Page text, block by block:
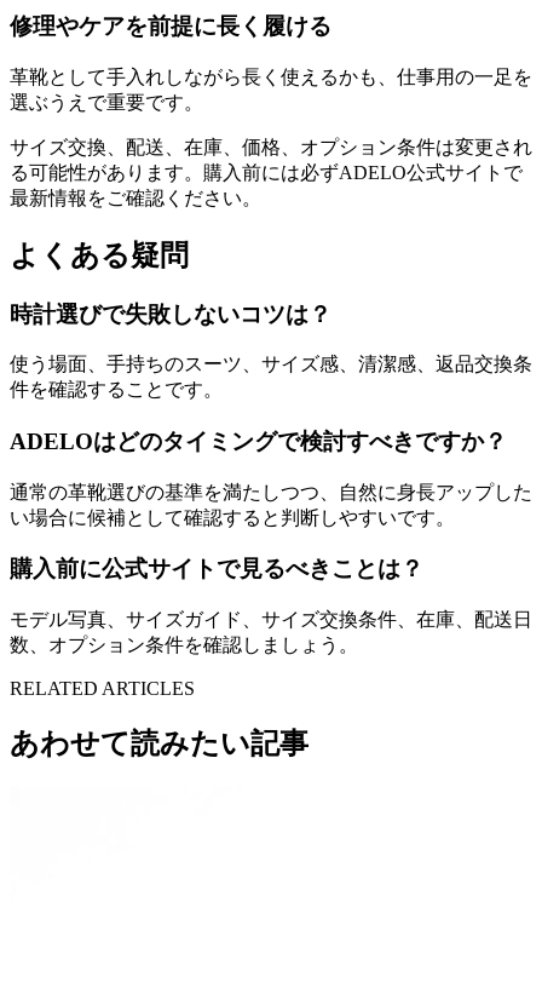
修理やケアを前提に長く履ける
革靴として手入れしながら長く使えるかも、仕事用の一足を
選ぶうえで重要です。
サイズ交換、配送、在庫、価格、オプション条件は変更され
る可能性があります。購入前には必ずADELO公式サイトで
最新情報をご確認ください。
よくある疑問
時計選びで失敗しないコツは？
使う場面、手持ちのスーツ、サイズ感、清潔感、返品交換条
件を確認することです。
ADELOはどのタイミングで検討すべきですか？
通常の革靴選びの基準を満たしつつ、自然に身長アップした
い場合に候補として確認すると判断しやすいです。
購入前に公式サイトで見るべきことは？
モデル写真、サイズガイド、サイズ交換条件、在庫、配送日
数、オプション条件を確認しましょう。
RELATED ARTICLES
あわせて読みたい記事